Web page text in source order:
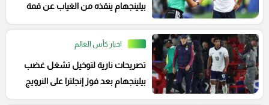
بيلينجهام ينقذه من الغياب عن قمة
اخبار كأس العالم
تصريحات نارية لتوخيل تشغل غضب
بيلينجهام بعد فوز إنجلترا على النرويج